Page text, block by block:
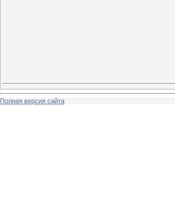
Полная версия сайта